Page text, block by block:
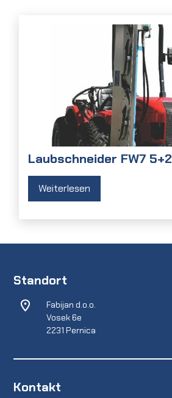
Laubschneider FW7 5+2
Weiterlesen
Standort
Fabijan d.o.o.
Vosek 6e
2231 Pernica
Kontakt